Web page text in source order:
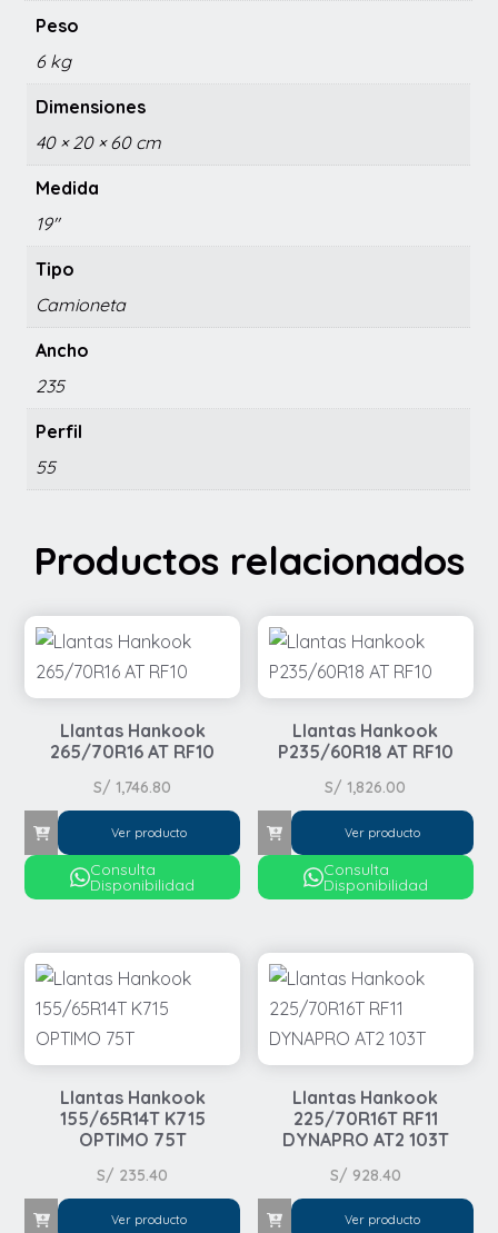
Peso
6 kg
Dimensiones
40 × 20 × 60 cm
Medida
19"
Tipo
Camioneta
Ancho
235
Perfil
55
Productos relacionados
Llantas Hankook
265/70R16 AT RF10
S/ 1,746.80
Ver producto
Consulta
Disponibilidad
Llantas Hankook
P235/60R18 AT RF10
S/ 1,826.00
Ver producto
Consulta
Disponibilidad
Llantas Hankook
155/65R14T K715
OPTIMO 75T
S/ 235.40
Ver producto
Llantas Hankook
225/70R16T RF11
DYNAPRO AT2 103T
S/ 928.40
Ver producto